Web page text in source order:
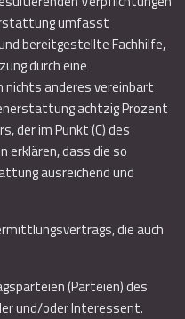
umfasst
bereitgestellte Fachhilfe,
durch eine
nichts anderes vereinbart
achtzig Prozent
der im Punkt (C) des
erklären, dass die so
ausreichend und
die auch
(Parteien) des
und/oder Interessent.